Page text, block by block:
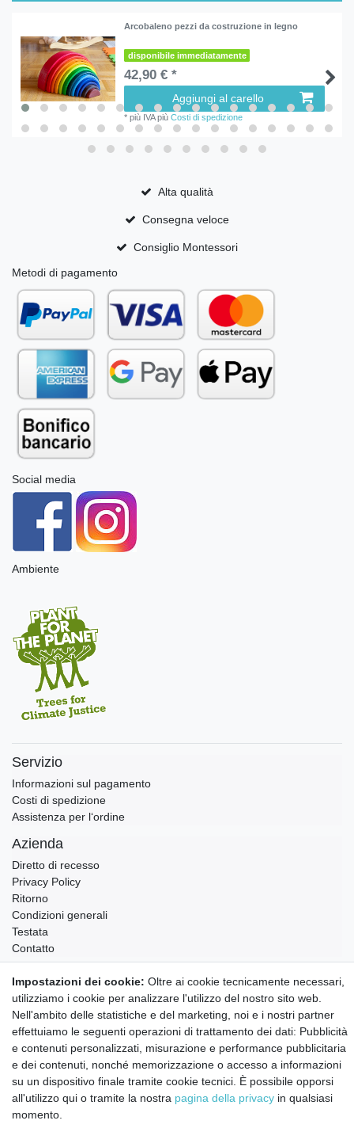
Arcobaleno pezzi da costruzione in legno
disponibile immediatamente
42,90 € *
Aggiungi al carello
*più IVApiùCosti di spedizione
Alta qualità
Consegna veloce
Consiglio Montessori
Metodi di pagamento
Social media
Ambiente
Servizio
Informazioni sul pagamento
Costi di spedizione
Assistenza per l‘ordine
Azienda
Diretto di recesso
Privacy Policy
Ritorno
Condizioni generali
Testata
Contatto
Annullare l'ordine
Notizie sui materiali Montessori e sull'educazione
Montessori.
Informazioni settimanali gratuite
Confermo di aver preso visione della:policy. Il mio accordo può essere revocato
in qualsiasi momento.
Impostazioni dei cookie: Oltre ai cookie tecnicamente necessari,
utilizziamo i cookie per analizzare l'utilizzo del nostro sito web.
Nell'ambito delle statistiche e del marketing, noi e i nostri partner
effettuiamo le seguenti operazioni di trattamento dei dati: Pubblicità
e contenuti personalizzati, misurazione e performance pubblicitaria
e dei contenuti, nonché memorizzazione o accesso a informazioni
su un dispositivo finale tramite cookie tecnici. È possibile opporsi
all'utilizzo qui o tramite la nostra pagina della privacy in qualsiasi
momento.